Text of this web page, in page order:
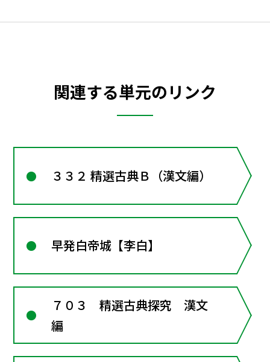
関連する単元のリンク
３３２ 精選古典Ｂ（漢文編）
早発白帝城【李白】
７０３ 精選古典探究 漢文
編